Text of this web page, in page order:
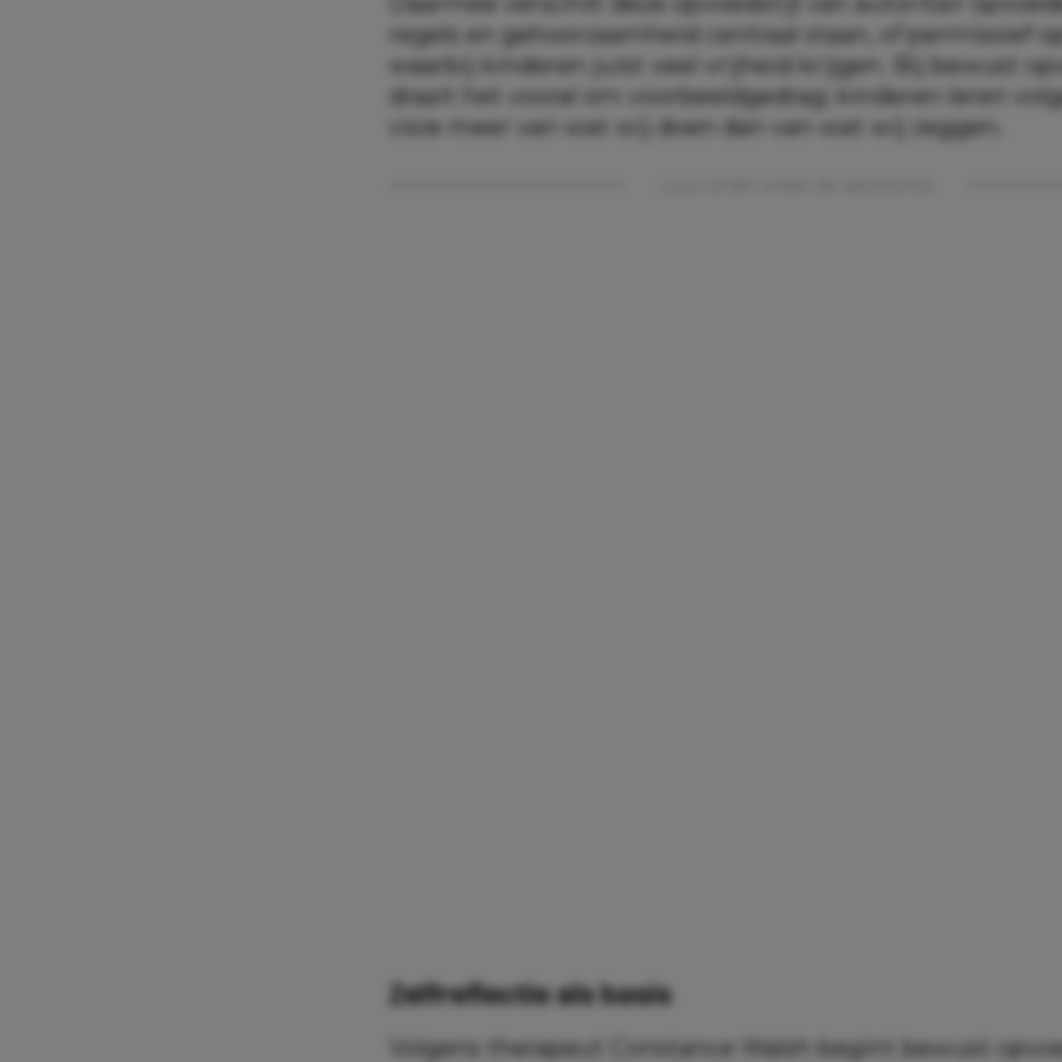
regels en gehoorzaamheid centraal staan, of permissief
waarbij kinderen juist veel vrijheid krijgen. Bij bewust
draait het vooral om voorbeeldgedrag: kinderen leren
visie meer van wat wij doen dan van wat wij zeggen.
Zelfreflectie als basis
Volgens therapeut Constance Walsh begint bewust